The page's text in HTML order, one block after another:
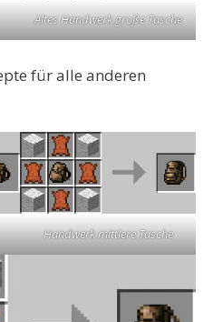
Altes Handwerk große Tasche
für alle anderen
Handwerk mittlere Tasche